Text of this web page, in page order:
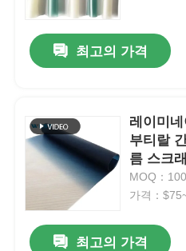
최고의 가격
레이미
부티랄
름 스크
MOQ：
가격：
최고의 가격